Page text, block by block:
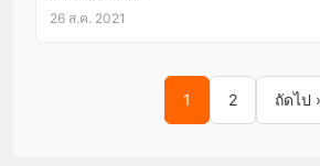
26 ส.ค. 2021
Posts pagination
1 2 ถัดไป